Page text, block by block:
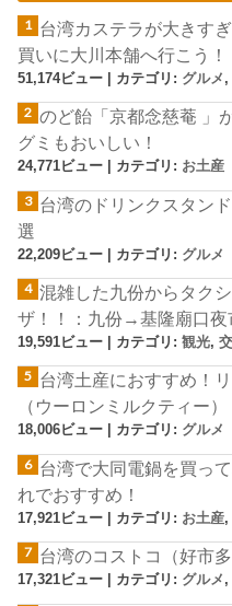
台湾カステラが大きす
買いに大川本舗へ行こう！
51,174ビュー カテゴリ: グルメ ,
のど飴「京都念慈菴 」
グミもおいしい！
24,771ビュー カテゴリ: お土産
台湾のドリンクスタン
選
22,209ビュー カテゴリ: グルメ
混雑した九份からタク
ザ！！：九份→基隆廟口
19,591ビュー カテゴリ:観光,
台湾土産におすすめ！
（ウーロンミルクティー）
18,006ビュー カテゴリ: グルメ
台湾で大同電鍋を買っ
れでおすすめ！
17,921ビュー カテゴリ: お土産,
台湾のコストコ（好市
17,321ビュー カテゴリ: グルメ ,